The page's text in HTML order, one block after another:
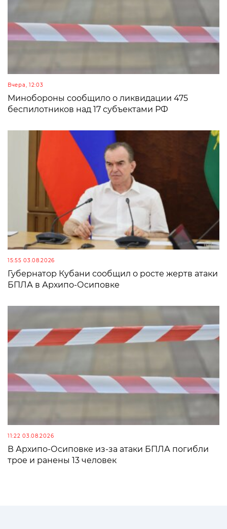
Вчера, 12:03
Минобороны сообщило о ликвидации 475
беспилотников над 17 субъектами РФ
15:55 03.08.2026
Губернатор Кубани сообщил о росте жертв атаки
БПЛА в Архипо-Осиповке
11:22 03.08.2026
В Архипо-Осиповке из-за атаки БПЛА погибли
трое и ранены 13 человек